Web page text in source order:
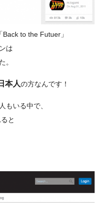
to the Futuer」
は
。
本人の方なんです！
もいる中で、
と